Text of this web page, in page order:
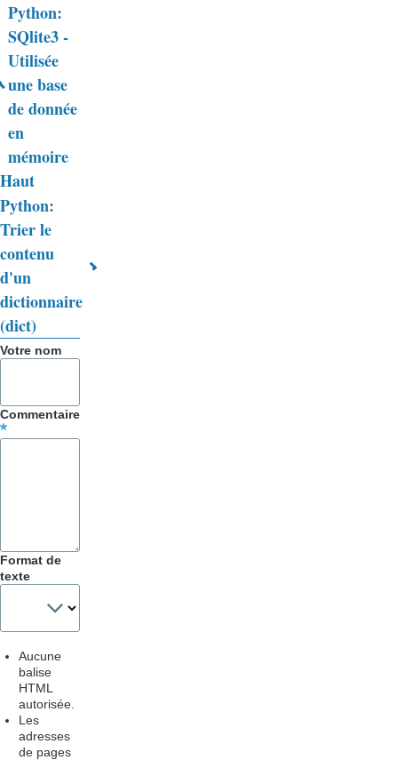
Liens
transversaux
de
livre
pour
Trucs
&
Astuces
Python:
SQlite3 -
Utilisée
une base
de donnée
en
mémoire
Haut
Python:
Trier le
contenu
d'un
dictionnaire
(dict)
Votre nom
Commentaire
Format de
texte
Aucune
balise
HTML
autorisée.
Les
adresses
de pages